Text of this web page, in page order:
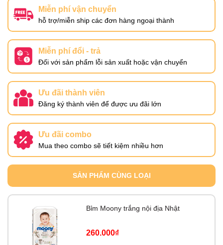
Miễn phí vận chuyển
hỗ trợ/miễn ship các đơn hàng ngoại thành
Miễn phí đổi - trả
Đối với sản phẩm lỗi sản xuất hoặc vận chuyển
Ưu đãi thành viên
Đăng ký thành viên để được ưu đãi lớn
Ưu đãi combo
Mua theo combo sẽ tiết kiệm nhiều hơn
SẢN PHẨM CÙNG LOẠI
Bỉm Moony trắng nội địa Nhật
260.000₫